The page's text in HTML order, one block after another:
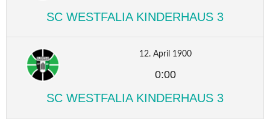
SC WESTFALIA KINDERHAUS 3
12. April 1900
0:00
SC WESTFALIA KINDERHAUS 3